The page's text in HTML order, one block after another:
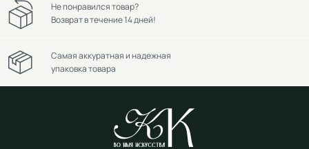
Не понравился товар?
Возврат в течение 14 дней!
Самая аккуратная и надежная
упаковка товара